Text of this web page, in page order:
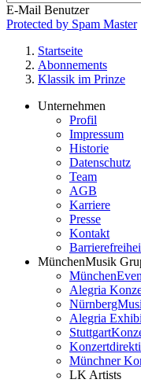
E-Mail Benutzer
Protected by Spam Master
Pfadnavigation
Startseite
Abonnements
Klassik im Prinze
Footer
Service-
MünchenMusik
Unternehmen
Profil
Impressum
Historie
Datenschutz
Team
AGB
Karriere
Presse
Kontakt
MünchenMusik
Alegria
Alegria
Münchner
LK Artists